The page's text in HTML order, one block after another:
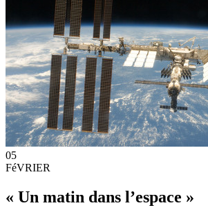
05
FéVRIER
« Un matin dans l’espace »